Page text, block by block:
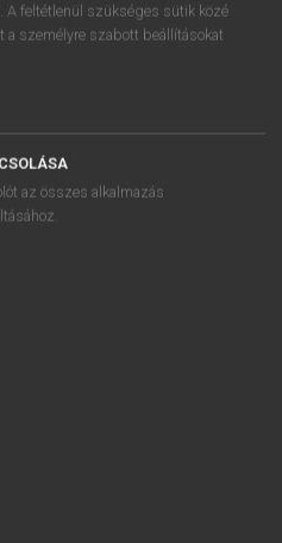
APPLIKÁCIÓ
A feltétlenül szükséges sütik közé
a személyre szabott beállításokat
az összes alkalmazás